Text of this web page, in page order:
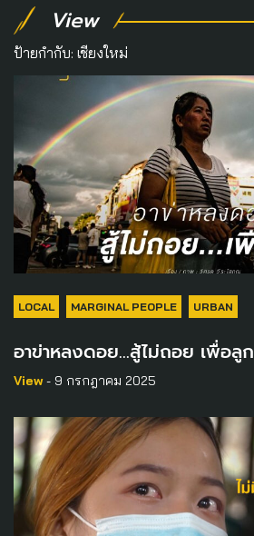
View
ป้ายกำกับ: เชียงใหม่
LOCAL MARGINAL PEOPLE URBAN
อาข่าหลงดอย…สู้ไม่ถอย เพื่อลูก
View- 9 กรกฎาคม 2025